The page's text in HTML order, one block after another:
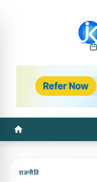
राजनीति